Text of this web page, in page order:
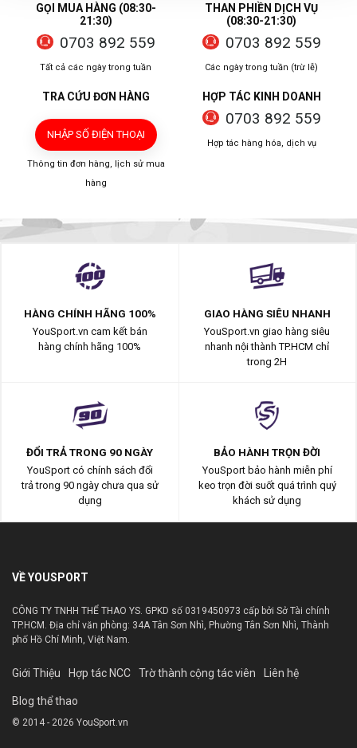
GỌI MUA HÀNG (08:30-
21:30)
0703 892 559
Tất cả các ngày trong tuần
THAN PHIỀN DỊCH VỤ
(08:30-21:30)
0703 892 559
Các ngày trong tuần (trừ lễ)
TRA CỨU ĐƠN HÀNG
NHẬP SỐ ĐIỆN THOẠI
Thông tin đơn hàng, lịch sử mua
hàng
HỢP TÁC KINH DOANH
0703 892 559
Hợp tác hàng hóa, dịch vụ
HÀNG CHÍNH HÃNG 100%
YouSport.vn cam kết bán
hàng chính hãng 100%
GIAO HÀNG SIÊU NHANH
YouSport.vn giao hàng siêu
nhanh nội thành TP.HCM chỉ
trong 2H
ĐỔI TRẢ TRONG 90 NGÀY
YouSport có chính sách đổi
trả trong 90 ngày chưa qua sử
dụng
BẢO HÀNH TRỌN ĐỜI
YouSport bảo hành miễn phí
keo trọn đời suốt quá trình quý
khách sử dụng
VỀ YOUSPORT
CÔNG TY TNHH THỂ THAO YS. GPKD số 0319450973 cấp bởi Sở Tài chính
TP.HCM. Địa chỉ văn phòng: 34A Tân Sơn Nhì, Phường Tân Sơn Nhì, Thành
phố Hồ Chí Minh, Việt Nam.
Giới Thiệu Hợp tác NCC Trờ thành cộng tác viên Liên hệ
Blog thể thao
© 2014 - 2026 YouSport.vn